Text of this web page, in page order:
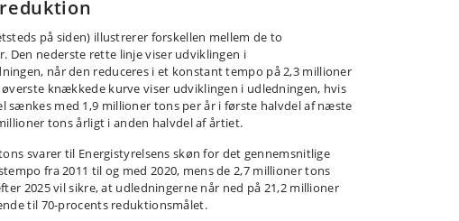
på siden) illustrerer forskellen mellem de to
Den nederste rette linje viser udviklingen i
når den reduceres i et konstant tempo på 2,3 millioner
knækkede kurve viser udviklingen i udledningen, hvis
sænkes med 1,9 millioner tons per år i første halvdel af næste
tons årligt i anden halvdel af årtiet.
svarer til Energistyrelsens skøn for det gennemsnitlige
fra 2011 til og med 2020, mens de 2,7 millioner tons
2025 vil sikre, at udledningerne når ned på 21,2 millioner
til 70-procents reduktionsmålet.